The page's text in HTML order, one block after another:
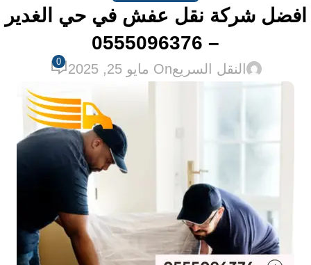
افضل شركة نقل عفش في حي الغدير
– 0555096376
النقل السريعOn مايو 25, 2025 0